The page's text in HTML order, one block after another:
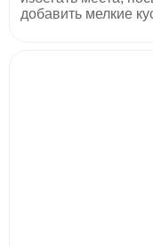
добавить мелкие